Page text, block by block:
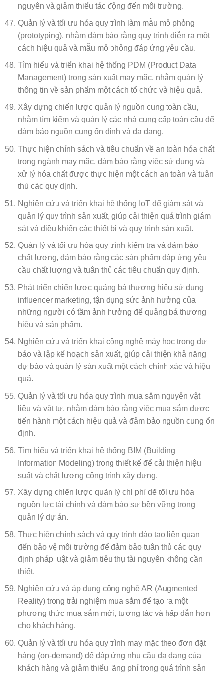
nguyên và giảm thiểu tác động đến môi trường.
Quản lý và tối ưu hóa quy trình làm mẫu mô phỏng
(prototyping), nhằm đảm bảo rằng quy trình diễn ra một
cách hiệu quả và mẫu mô phỏng đáp ứng yêu cầu.
Tìm hiểu và triển khai hệ thống PDM (Product Data
Management) trong sản xuất may mặc, nhằm quản lý
thông tin về sản phẩm một cách tổ chức và hiệu quả.
Xây dựng chiến lược quản lý nguồn cung toàn cầu,
nhằm tìm kiếm và quản lý các nhà cung cấp toàn cầu để
đảm bảo nguồn cung ổn định và đa dạng.
Thực hiện chính sách và tiêu chuẩn về an toàn hóa chất
trong ngành may mặc, đảm bảo rằng việc sử dụng và
xử lý hóa chất được thực hiện một cách an toàn và tuân
thủ các quy định.
Nghiên cứu và triển khai hệ thống IoT để giám sát và
quản lý quy trình sản xuất, giúp cải thiện quá trình giám
sát và điều khiển các thiết bị và quy trình sản xuất.
Quản lý và tối ưu hóa quy trình kiểm tra và đảm bảo
chất lượng, đảm bảo rằng các sản phẩm đáp ứng yêu
cầu chất lượng và tuân thủ các tiêu chuẩn quy định.
Phát triển chiến lược quảng bá thương hiệu sử dụng
influencer marketing, tận dụng sức ảnh hưởng của
những người có tầm ảnh hưởng để quảng bá thương
hiệu và sản phẩm.
Nghiên cứu và triển khai công nghệ máy học trong dự
báo và lập kế hoạch sản xuất, giúp cải thiện khả năng
dự báo và quản lý sản xuất một cách chính xác và hiệu
quả.
Quản lý và tối ưu hóa quy trình mua sắm nguyên vật
liệu và vật tư, nhằm đảm bảo rằng việc mua sắm được
tiến hành một cách hiệu quả và đảm bảo nguồn cung ổn
định.
Tìm hiểu và triển khai hệ thống BIM (Building
Information Modeling) trong thiết kế để cải thiện hiệu
suất và chất lượng công trình xây dựng.
Xây dựng chiến lược quản lý chi phí để tối ưu hóa
nguồn lực tài chính và đảm bảo sự bền vững trong
quản lý dự án.
Thực hiện chính sách và quy trình đào tạo liên quan
đến bảo vệ môi trường để đảm bảo tuân thủ các quy
định pháp luật và giảm tiêu thụ tài nguyên không cần
thiết.
Nghiên cứu và áp dụng công nghệ AR (Augmented
Reality) trong trải nghiệm mua sắm để tạo ra một
phương thức mua sắm mới, tương tác và hấp dẫn hơn
cho khách hàng.
Quản lý và tối ưu hóa quy trình may mặc theo đơn đặt
hàng (on-demand) để đáp ứng nhu cầu đa dạng của
khách hàng và giảm thiểu lãng phí trong quá trình sản